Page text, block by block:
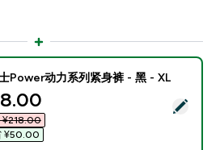
- MP女士Power动力系列紧身裤 -
Power动力系列紧身裤 - 黑 - XL
price
¥218.00‎
¥50.00‎